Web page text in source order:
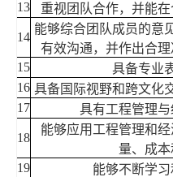
13 重视团队合作，并能
14
能够综合团队成员的意
有效沟通，并作出合
15
具备专业
16 具备国际视野和跨文化
17
具有工程管理
18
能够应用工程管理和
量、成
19
能够不断学